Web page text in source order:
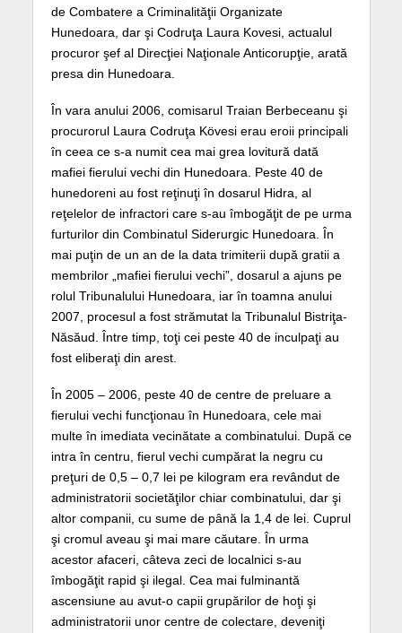
de Combatere a Criminalităţii Organizate
Hunedoara, dar şi Codruţa Laura Kovesi, actualul
procuror şef al Direcţiei Naţionale Anticorupţie, arată
presa din Hunedoara.
În vara anului 2006, comisarul Traian Berbeceanu şi
procurorul Laura Codruţa Kövesi erau eroii principali
în ceea ce s-a numit cea mai grea lovitură dată
mafiei fierului vechi din Hunedoara. Peste 40 de
hunedoreni au fost reţinuţi în dosarul Hidra, al
reţelelor de infractori care s-au îmbogăţit de pe urma
furturilor din Combinatul Siderurgic Hunedoara. În
mai puţin de un an de la data trimiterii după gratii a
membrilor „mafiei fierului vechi”, dosarul a ajuns pe
rolul Tribunalului Hunedoara, iar în toamna anului
2007, procesul a fost strămutat la Tribunalul Bistriţa-
Năsăud. Între timp, toţi cei peste 40 de inculpaţi au
fost eliberaţi din arest.
În 2005 – 2006, peste 40 de centre de preluare a
fierului vechi funcţionau în Hunedoara, cele mai
multe în imediata vecinătate a combinatului. După ce
intra în centru, fierul vechi cumpărat la negru cu
preţuri de 0,5 – 0,7 lei pe kilogram era revândut de
administratorii societăţilor chiar combinatului, dar şi
altor companii, cu sume de până la 1,4 de lei. Cuprul
şi cromul aveau şi mai mare căutare. În urma
acestor afaceri, câteva zeci de localnici s-au
îmbogăţit rapid şi ilegal. Cea mai fulminantă
ascensiune au avut-o capii grupărilor de hoţi şi
administratorii unor centre de colectare, deveniţi